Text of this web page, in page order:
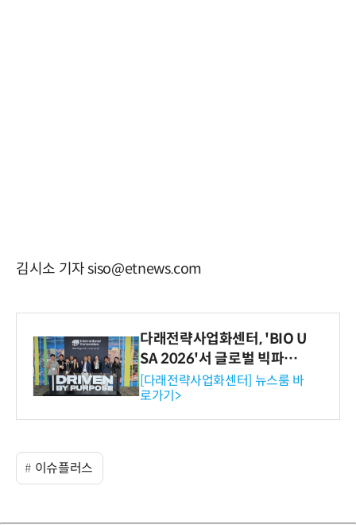
김시소 기자 siso@etnews.com
다래전략사업화센터, 'BIO U
SA 2026'서 글로벌 빅파마
와의 비즈니스 미팅 지원…K
-바이오 해외 진출 교두보 확
보
[다래전략사업화센터] 뉴스룸 바
로가기>
이슈플러스